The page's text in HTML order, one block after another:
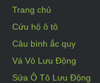
Trang chủ
Cứu hộ ô tô
Câu bình ắc quy
Vá Vỏ Lưu Động
Sửa Ô Tô Lưu Động